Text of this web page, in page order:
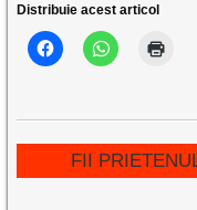
Distribuie acest articol
FII